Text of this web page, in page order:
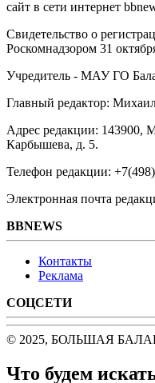
сайт в сети интернет
Свидетельство о
Роскомнадзором 31
Учредитель - МАУ ГО
Главный редактор:
Адрес редакции: 143900,
Карбышева, д. 5.
Телефон редакции:
Электронная почта
BBNEWS
Контакты
Реклама
СОЦСЕТИ
© 2025, БОЛЬШАЯ
Что будем